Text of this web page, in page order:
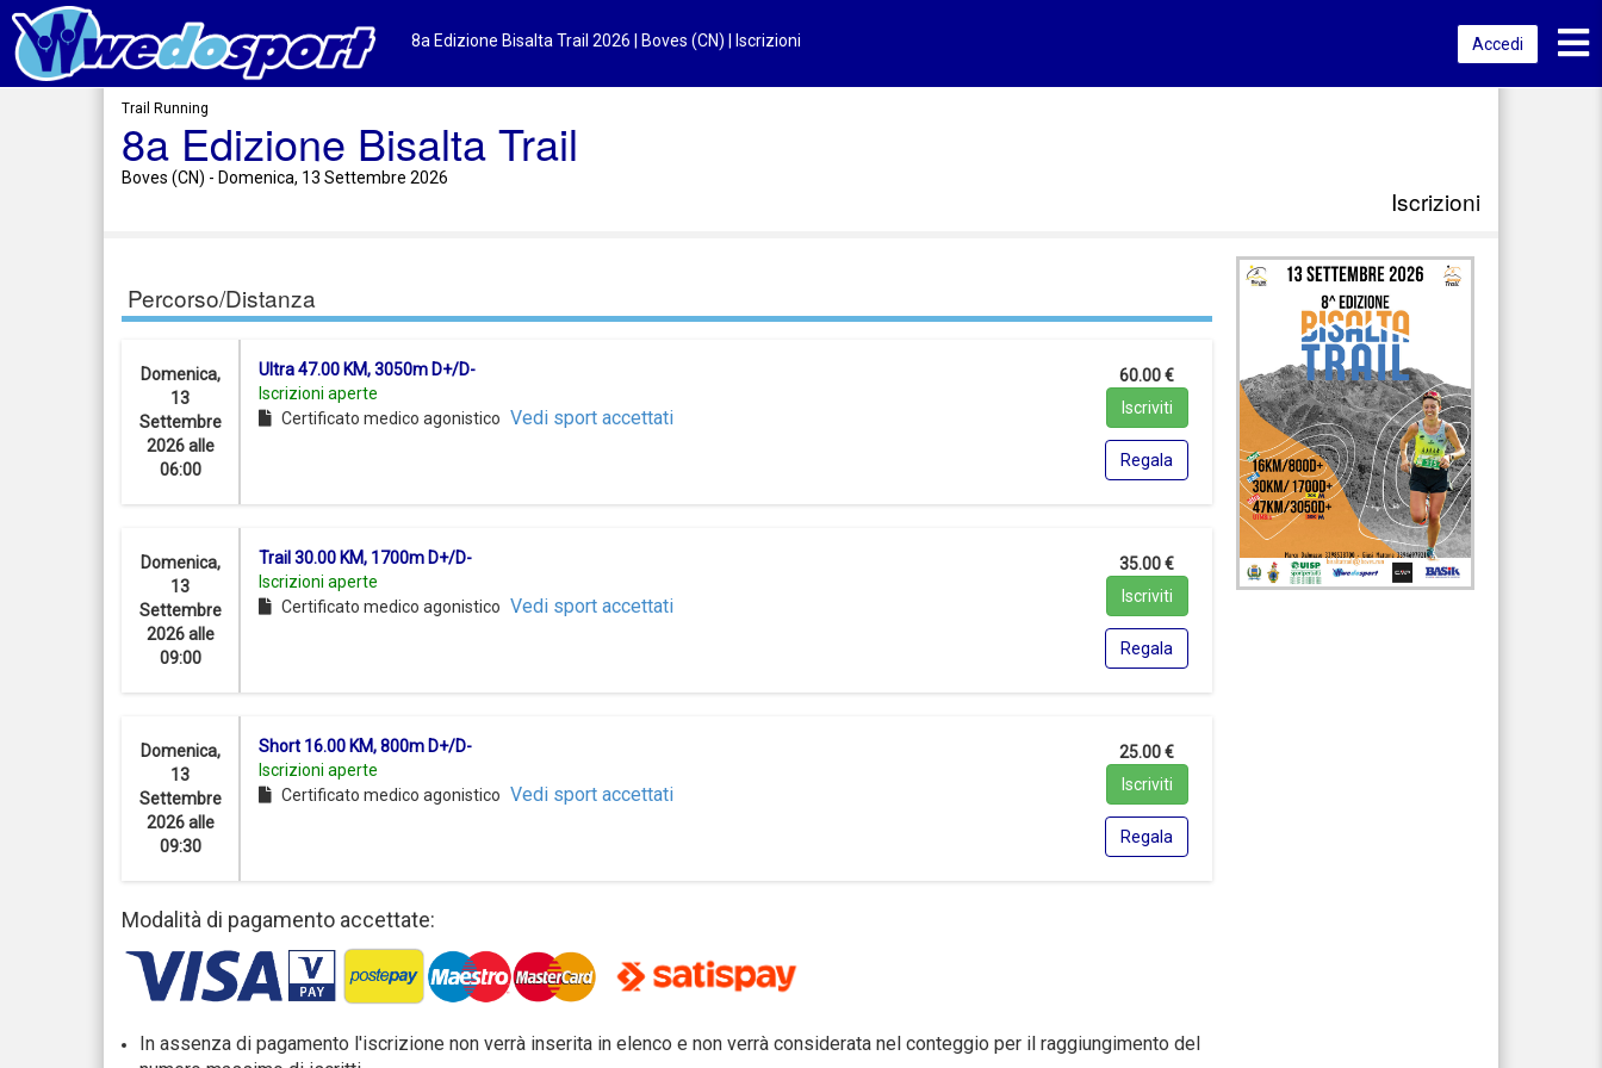
8a Edizione Bisalta Trail 2026 | Boves (CN) | Iscrizioni Accedi
Trail Running
8a Edizione Bisalta Trail
Boves (CN) - Domenica, 13 Settembre 2026
Iscrizioni
Percorso/Distanza
Domenica,
13
Settembre
2026 alle
06:00
Ultra 47.00 KM, 3050m D+/D-
Iscrizioni aperte
Certificato medico agonistico Vedi sport accettati
60.00 €
Iscriviti
Regala
Domenica,
13
Settembre
2026 alle
09:00
Trail 30.00 KM, 1700m D+/D-
Iscrizioni aperte
Certificato medico agonistico Vedi sport accettati
35.00 €
Iscriviti
Regala
Domenica,
13
Settembre
2026 alle
09:30
Short 16.00 KM, 800m D+/D-
Iscrizioni aperte
Certificato medico agonistico Vedi sport accettati
25.00 €
Iscriviti
Regala
Modalità di pagamento accettate:
In assenza di pagamento l'iscrizione non verrà inserita in elenco e non verrà considerata nel conteggio per il raggiungimento del